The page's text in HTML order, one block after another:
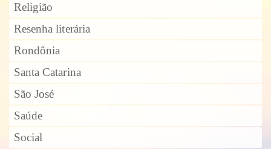
Religião
Resenha literária
Rondônia
Santa Catarina
São José
Saúde
Social